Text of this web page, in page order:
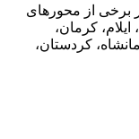
برخی از محورهای
کرمان،
کردستان،